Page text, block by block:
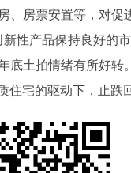
、房票安置等，对
性产品保持良好的
底土拍情绪有所好
住宅的驱动下，止跌